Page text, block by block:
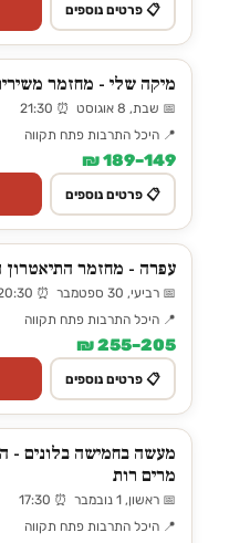
📋 פרטים נוספים
מיקה שלי - מחזמר
📅 שבת, 8 אוגוסט ⏰ 21:30
📍 היכל התרבות פתח תקווה
149–189 ₪
📋 פרטים נוספים
עפרה - מחזמר התיאטרון
📅 רביעי, 30 ספטמבר ⏰ 20:30
📍 היכל התרבות פתח תקווה
205–255 ₪
📋 פרטים נוספים
מעשה בחמישה בלונים -
מרים רות
📅 ראשון, 1 נובמבר ⏰ 17:30
📍 היכל התרבות פתח תקווה